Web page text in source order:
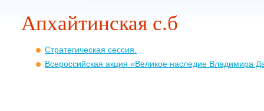
Апхайтинская c.б
Стратегическая сессия.
Всероссийская акция «Великое наследие Владимира